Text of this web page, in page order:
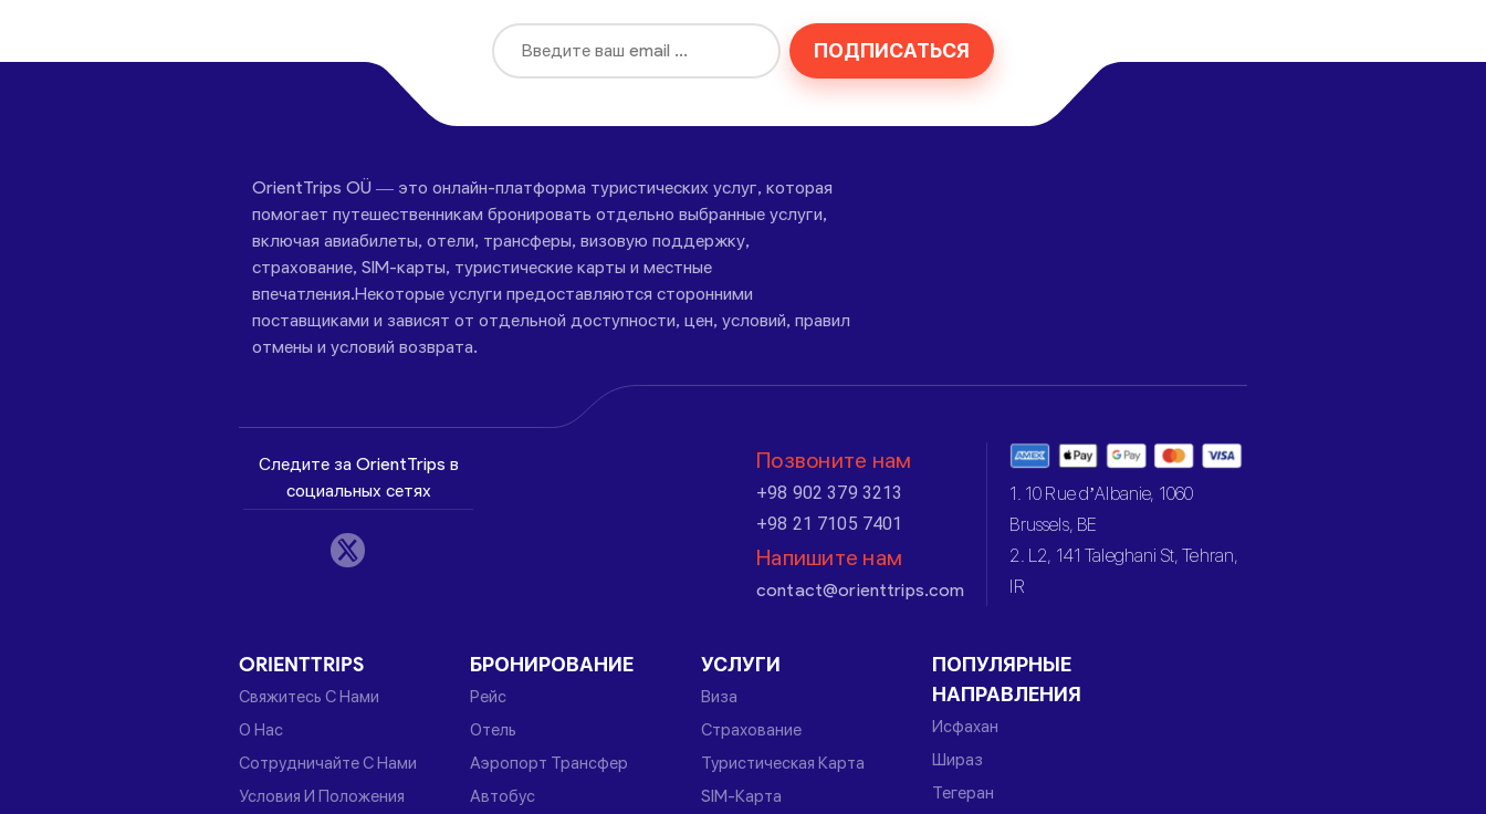
ПОДПИСАТЬСЯ
OrientTrips OÜ — это онлайн-платформа туристических услуг, которая
помогает путешественникам бронировать отдельно выбранные услуги,
включая авиабилеты, отели, трансферы, визовую поддержку,
страхование, SIM-карты, туристические карты и местные
впечатления.Некоторые услуги предоставляются сторонними
поставщиками и зависят от отдельной доступности, цен, условий, правил
отмены и условий возврата.
Следите за OrientTrips в
социальных сетях
Позвоните нам
+98 902 379 3213
+98 21 7105 7401
Напишите нам
contact@orienttrips.com
1. 10 Rue d’Albanie, 1060
Brussels, BE
2. L2, 141 Taleghani St, Tehran,
IR
ORIENTTRIPS
Свяжитесь С Нами
О Нас
Сотрудничайте С Нами
Условия И Положения
БРОНИРОВАНИЕ
Рейс
Отель
Аэропорт Трансфер
Автобус
УСЛУГИ
Виза
Страхование
Туристическая Карта
SIM-Карта
ПОПУЛЯРНЫЕ
НАПРАВЛЕНИЯ
Исфахан
Шираз
Тегеран